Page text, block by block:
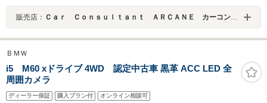
販売店： Ｃａｒ Ｃｏｎｓｕｌｔａｎｔ ＡＲＣＡＮＥ カーコンサルタントアーケイン
ＢＭＷ
i5 M60 xドライブ 4WD 認定中古車 黒革 ACC LED 全
周囲カメラ
ディーラー保証 購入プラン付 オンライン相談可